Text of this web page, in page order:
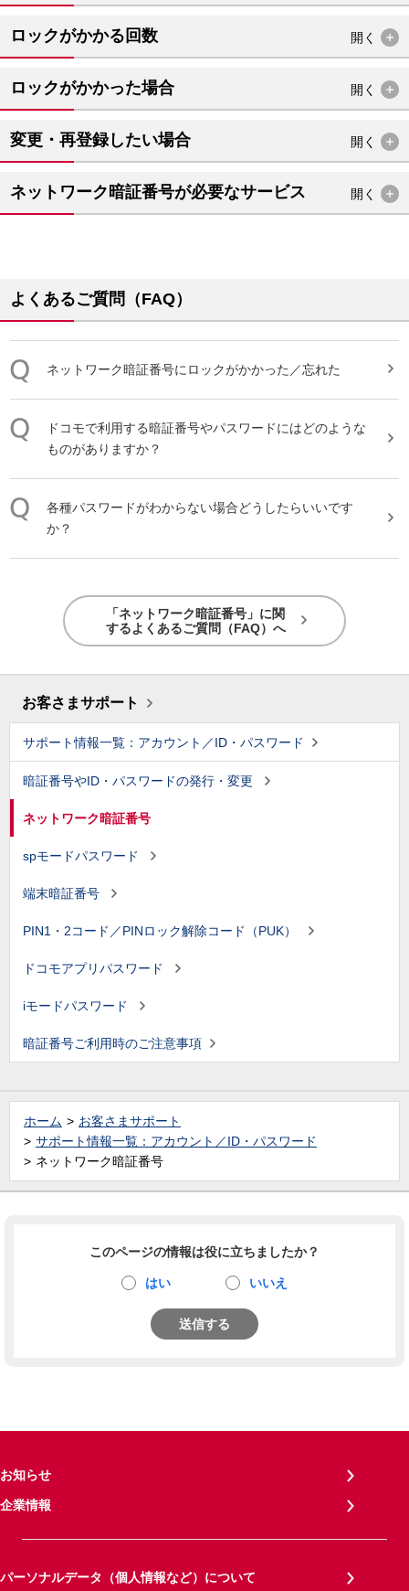
ロックがかかる回数 開く
ロックがかかった場合 開く
変更・再登録したい場合 開く
ネットワーク暗証番号が必要なサービス 開く
よくあるご質問（FAQ）
ネットワーク暗証番号にロックがかかった／忘れた
ドコモで利用する暗証番号やパスワードにはどのような
ものがありますか？
各種パスワードがわからない場合どうしたらいいです
か？
「ネットワーク暗証番号」に関
するよくあるご質問（FAQ）へ
お客さまサポート
サポート情報一覧：アカウント／ID・パスワード
暗証番号やID・パスワードの発行・変更
ネットワーク暗証番号
spモードパスワード
端末暗証番号
PIN1・2コード／PINロック解除コード（PUK）
ドコモアプリパスワード
iモードパスワード
暗証番号ご利用時のご注意事項
ホーム
お客さまサポート
サポート情報一覧：アカウント／ID・パスワード
ネットワーク暗証番号
このページの情報は役に立ちましたか？
はい いいえ
送信する
お知らせ
企業情報
パーソナルデータ（個人情報など）について